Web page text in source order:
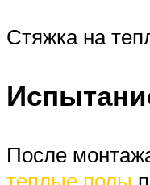
Стяжка на
После